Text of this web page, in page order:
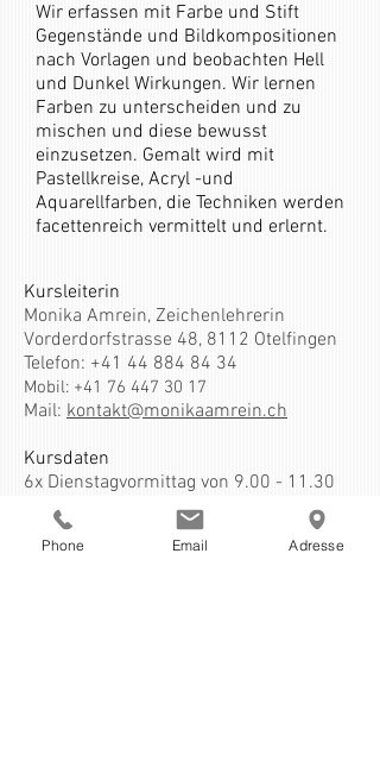
Wir erfassen mit Farbe und Stift
Gegenstände und Bildkompositionen
nach Vorlagen und beobachten Hell
und Dunkel Wirkungen. Wir lernen
Farben zu unterscheiden und zu
mischen und diese bewusst
einzusetzen. Gemalt wird mit
Pastellkreise, Acryl -und
Aquarellfarben, die Techniken werden
facettenreich vermittelt und erlernt.
Kursleiterin
Monika Amrein, Zeichenlehrerin
Vorderdorfstrasse 48, 8112 Otelfingen
Telefon: +41 44 884 84 34
Mobil: +41 76 447 30 17
Mail: kontakt@monikaamrein.ch
Kursdaten
6x Dienstagvormittag von 9.00 - 11.30
jeweils ab Januar und ab September
Phone Email Adresse